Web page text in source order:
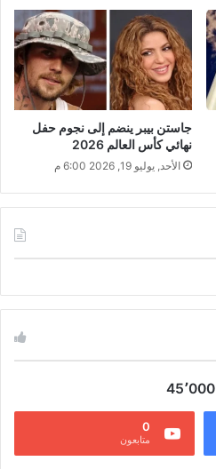
جاستن بيبر ينضم إلى نجوم حفل
نهائي كأس العالم 2026
الأحد, يوليو 19, 2026 6:00 م
45٬000
0
متابعون